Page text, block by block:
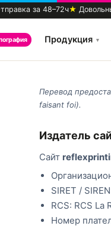
за 48–72ч★
Продукция ▾
Перевод
faisant foi).
Издатель
Сайт
SIRET /
RCS: RCS La
Номер